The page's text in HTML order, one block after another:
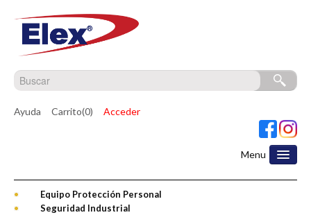
Ayuda Carrito(0) Acceder
Menu
Equipo Protección Personal
Seguridad Industrial